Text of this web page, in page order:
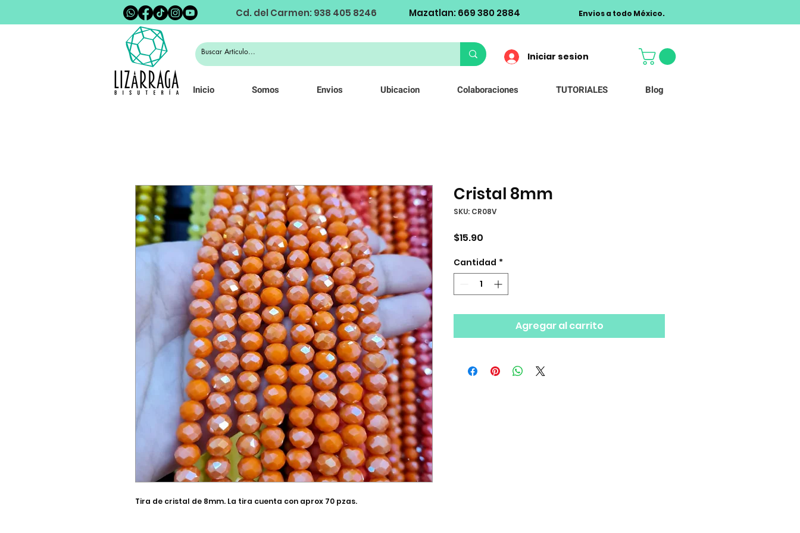
Cd. del Carmen: 938 405 8246 Mazatlan: 669 380 2884 Envios a todo México.
Iniciar sesion
Inicio Somos Envios Ubicacion Colaboraciones TUTORIALES Blog
Tira de cristal de 8mm. La tira cuenta con aprox 70 pzas.
Cristal 8mm
SKU: CR08V
$15.90
Cantidad *
Agregar al carrito